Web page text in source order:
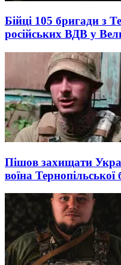
Бійці 105 бригади з
російських ВДВ у
Пішов захищати
воїна Тернопільської